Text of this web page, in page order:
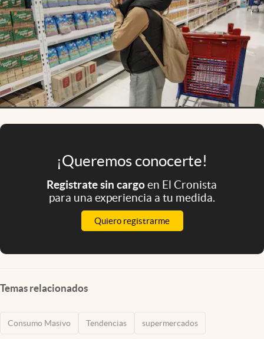
Mundial 2026
Eventos Corporativos
El Cronista Studio
Mediakit
abre en nueva pestaña
¡Queremos conocerte!
Registrate sin cargoen El Cronista
para una experiencia a tu medida.
Quiero registrarme
Temas relacionados
Consumo Masivo Tendencias supermercados